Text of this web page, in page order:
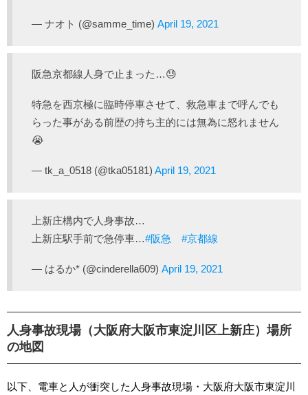
— ナオト (@samme_time) April 19, 2021
阪急京都線人身で止まった…😓
特急を西京極に臨時停車させて、救急車まで呼んでも
らった事がある前歴の持ち主的には無為に怒れません
😭
— tk_a_0518 (@tka05181) April 19, 2021
上新庄構内で人身事故…
上新庄駅手前で急停車…#阪急 #京都線
— はるか* (@cinderella609) April 19, 2021
人身事故現場（大阪府大阪市東淀川区上新庄）場所
の地図
以下、電車と人が衝突した人身事故現場・大阪府大阪市東淀川